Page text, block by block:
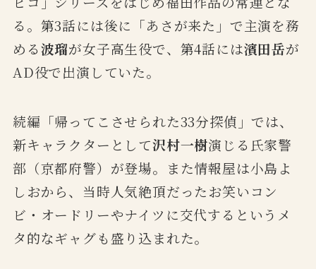
る。第3話には後に「あさが来た」で主演を務
める波瑠が女子高生役で、第4話には濱田岳が
AD役で出演していた。
続編「帰ってこさせられた33分探偵」では、
新キャラクターとして沢村一樹演じる氏家警
部（京都府警）が登場。また情報屋は小島よ
しおから、当時人気絶頂だったお笑いコン
ビ・オードリーやナイツに交代するというメ
タ的なギャグも盛り込まれた。